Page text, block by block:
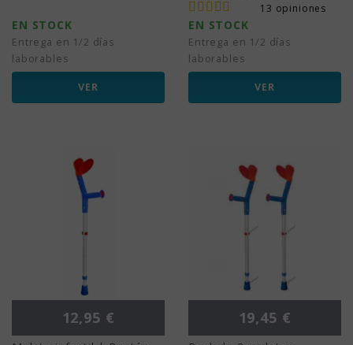
EN STOCK
Entrega en 1/2 días
laborables
VER
13 opiniones
EN STOCK
Entrega en 1/2 días
laborables
VER
Precio
12,95 € Precio
19,45 €